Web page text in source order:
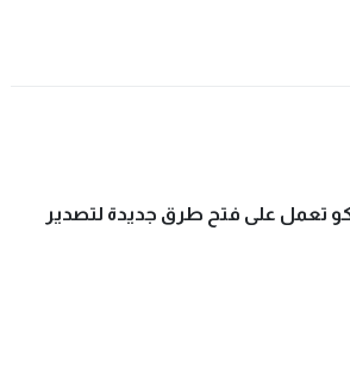
على فتح طرق جديدة لتصدير